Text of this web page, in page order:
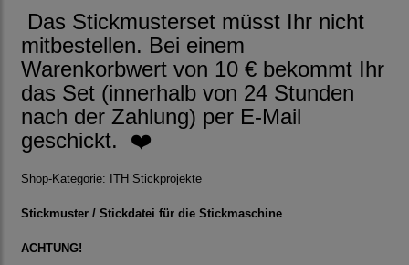
Das Stickmusterset müsst Ihr nicht
mitbestellen. Bei einem
Warenkorbwert von 10 € bekommt Ihr
das Set (innerhalb von 24 Stunden
nach der Zahlung) per E-Mail
geschickt. ❤️
Shop-Kategorie: ITH Stickprojekte
Stickmuster / Stickdatei für die Stickmaschine
ACHTUNG!